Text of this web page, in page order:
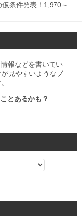
仮条件発表！1,970～
報などを書いてい
見やすいようなブ
とあるかも？